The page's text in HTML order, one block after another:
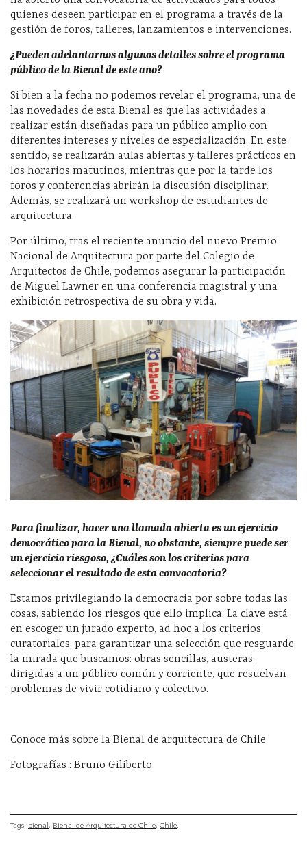
quienes deseen participar en el programa a través de la
gestión de foros, talleres, lanzamientos e intervenciones.
¿Pueden adelantarnos algunos detalles sobre el programa
público de la Bienal de este año?
Si bien a la fecha no podemos revelar el programa, una de
las novedades de esta Bienal es que las actividades a
realizar están diseñadas para un público amplio con
diferentes intereses y niveles de especialización. En este
sentido, se realizarán aulas abiertas y talleres prácticos en
los horarios matutinos, mientras que por la tarde los
foros y conferencias abrirán la discusión disciplinar.
Además, se realizará un workshop de estudiantes de
arquitectura.
Por último, tras el reciente anuncio del nuevo Premio
Nacional de Arquitectura por parte del Colegio de
Arquitectos de Chile, podemos asegurar la participación
de Miguel Lawner en una conferencia magistral y una
exhibición retrospectiva de su obra y vida.
Para finalizar, hacer una llamada abierta es un ejercicio
democrático para la Bienal, no obstante, siempre puede ser
un ejercicio riesgoso, ¿Cuáles son los criterios para
seleccionar el resultado de esta convocatoria?
Estamos privilegiando la democracia por sobre todas las
cosas, sabiendo los riesgos que ello implica. La clave está
en escoger un jurado experto, ad hoc a los criterios
curatoriales, para garantizar una selección que resguarde
la mirada que buscamos: obras sencillas, austeras,
dirigidas a un público común y corriente, que resuelvan
problemas de vivir cotidiano y colectivo.
Conoce más sobre la Bienal de arquitectura de Chile
Fotografías : Bruno Giliberto
Tags: bienal Bienal de Arquitectura de Chile Chile